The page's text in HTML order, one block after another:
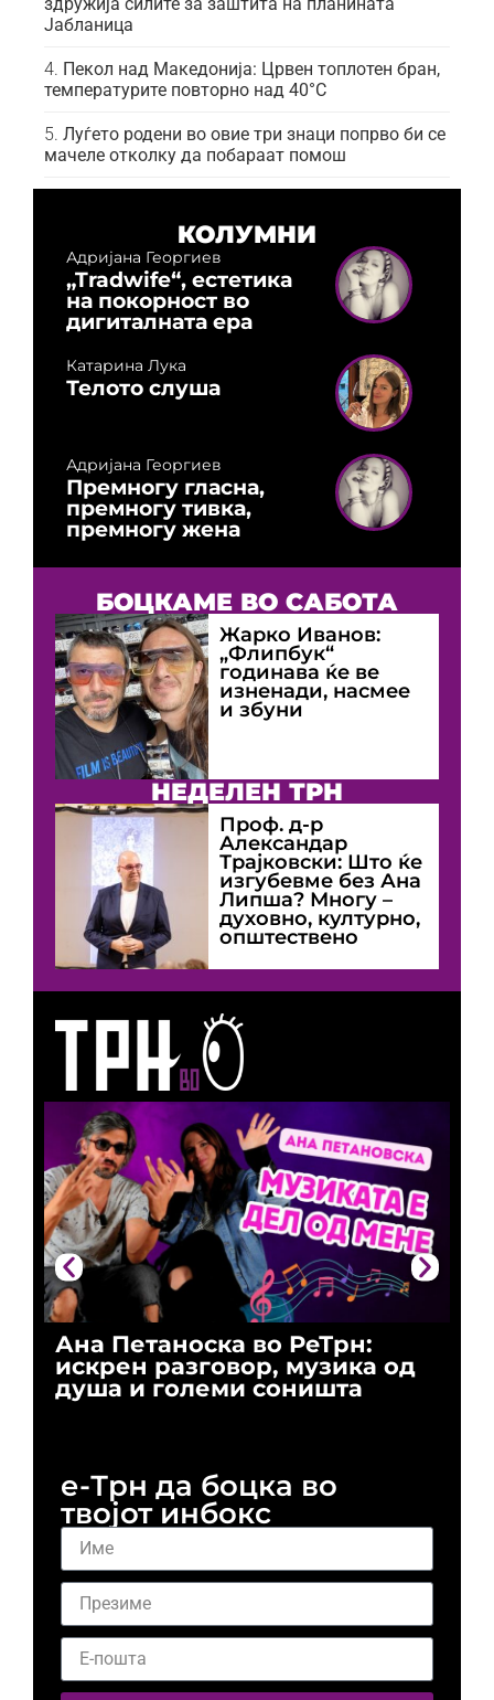
здружија силите за заштита на планината
Јабланица
Пекол над Македонија: Црвен топлотен бран,
температурите повторно над 40°C
Луѓето родени во овие три знаци попрво би се
мачеле отколку да побараат помош
Ана Петаноска во РеТрн:
искрен разговор, музика од
душа и големи соништа
КОЛУМНИ
Адријана Георгиев
„Tradwife“, естетика
на покорност во
дигиталната ера
Катарина Лука
Телото слуша
Адријана Георгиев
Премногу гласна,
премногу тивка,
премногу жена
БОЦКАМЕ ВО САБОТА
Жарко Иванов:
„Флипбук“
годинава ќе ве
изненади, насмее
и збуни
НЕДЕЛЕН ТРН
Проф. д-р
Александар
Трајковски: Што ќе
изгубевме без Ана
Липша? Многу –
духовно, културно,
општествено
е-Трн да боцка во
твојот инбокс